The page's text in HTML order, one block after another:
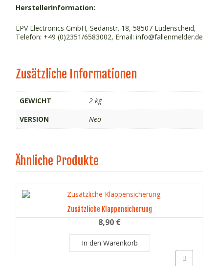
Herstellerinformation:
EPV Electronics GmbH, Sedanstr. 18, 58507 Lüdenscheid,
Telefon: +49 (0)2351/6583002, Email: info@fallenmelder.de
Zusätzliche Informationen
GEWICHT
2 kg
VERSION
Neo
Ähnliche Produkte
Zusätzliche Klappensicherung
8,90 €
In den Warenkorb